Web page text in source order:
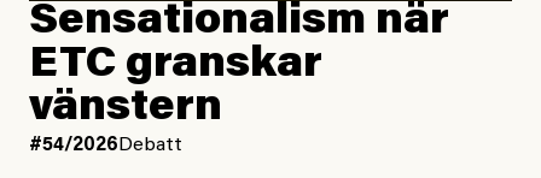
Sensationalism när
ETC granskar
vänstern
#54/2026 Debatt